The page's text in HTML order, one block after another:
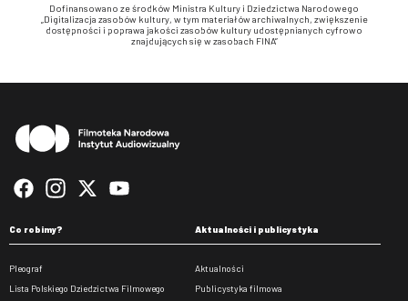
Dofinansowano ze środków Ministra Kultury i Dziedzictwa Narodowego
„Digitalizacja zasobów kultury, w tym materiałów archiwalnych, zwiększenie
dostępności i poprawa jakości zasobów kultury udostępnianych cyfrowo
znajdujących się w zasobach FINA”
Co robimy?
Pleograf
Lista Polskiego Dziedzictwa Filmowego
Aktualności i publicystyka
Aktualności
Publicystyka filmowa